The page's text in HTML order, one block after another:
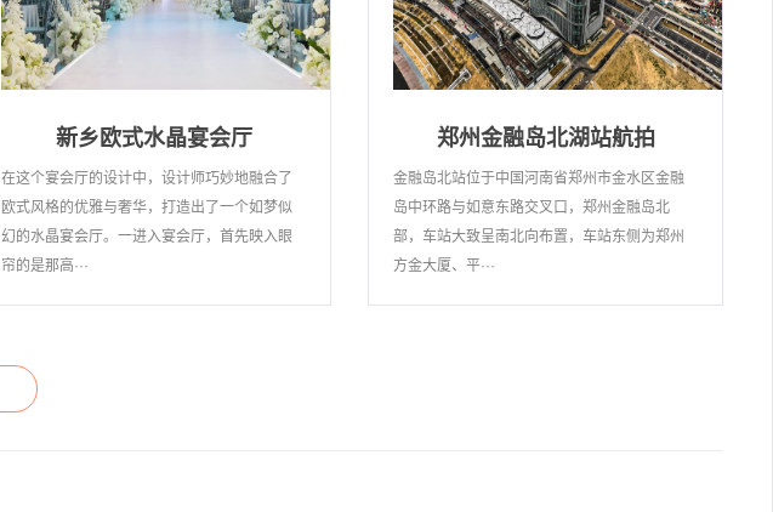
新乡欧式水晶宴会厅
在这个宴会厅的设计中，设计师巧妙地融合了
欧式风格的优雅与奢华，打造出了一个如梦似
幻的水晶宴会厅。一进入宴会厅，首先映入眼
帘的是那高···
郑州金融岛北湖站航拍
金融岛北站位于中国河南省郑州市金水区金融
岛中环路与如意东路交叉口，郑州金融岛北
部，车站大致呈南北向布置，车站东侧为郑州
方金大厦、平···